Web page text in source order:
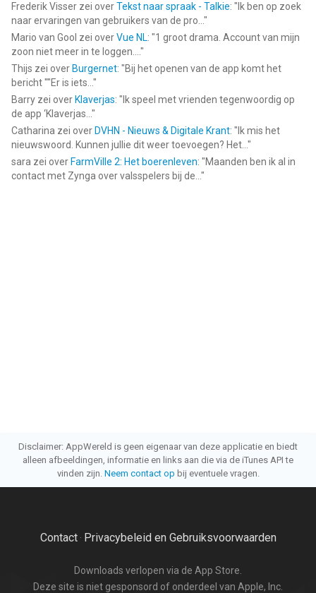
Frederik Visser zei overTekst naar spraak - Talkie: " Ik ben op zoek
naar ervaringen van gebruikers van de pro... "
Mario van Gool zei overVue NL: "1 groot drama. Account van mijn
zoon niet meer in te loggen.... "
Thijs zei over Burgernet: "Bij het openen van de app komt het
bericht ""Er is iets... "
Barry zei over Klaverjas: " Ik speel met vrienden tegenwoordig op
de app ‘Klaverjas... "
Catharina zei over DVHN - Nieuws & Digitale Krant: " Ik mis het
nieuwswoord. Kunnen jullie dit weer toevoegen? Het... "
sara zei over FarmVille 2: Het boerenleven: "Maanden ben ik al in
contact met Zynga over valsspelers bij de... "
Disclaimer: AppWereld is geen eigenaar van deze applicatie en biedt
alleen afbeeldingen, informatie en links aan die via de iTunes API te
vinden zijn. Neem contact op bij eventuele vragen.
Contact· Privacybeleid en Gebruiksvoorwaarden
Downloads verlopen via de App Store.
Deze site is niet gesponsord of onderdeel van Apple, Inc.